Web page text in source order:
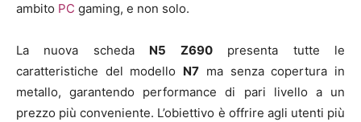
ambito PC gaming, e non solo.
La nuova scheda N5 Z690presenta tutte le
caratteristiche del modello N7 ma senza copertura in
metallo, garantendo performance di pari livello a un
prezzo più conveniente. L’obiettivo è offrire agli utenti più